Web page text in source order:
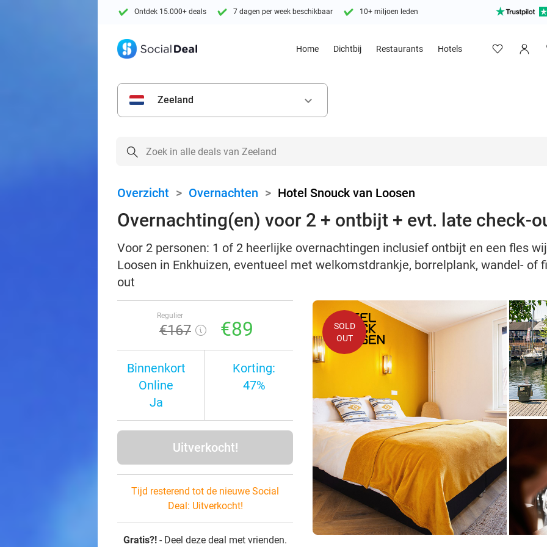
Ontdek 15.000+ deals 7 dagen per week beschikbaar 10+ miljoen leden
Home Dichtbij Restaurants Hotels
Zeeland keyboard_arrow_down
Overzicht > Overnachten > Hotel Snouck van Loosen
Overnachting(en) voor 2 + ontbijt + evt. late check-
Voor 2 personen: 1 of 2 heerlijke overnachtingen inclusief ontbijt en een fles
Loosen in Enkhuizen, eventueel met welkomstdrankje, borrelplank, wandel- of
out
Regulier
€167 €89
Binnenkort
Online
Ja
Korting:
47%
Uitverkocht!
Tijd resterend tot de nieuwe Social
Deal: Uitverkocht!
Gratis?! - Deel deze deal met vrienden.
SOLD
OUT